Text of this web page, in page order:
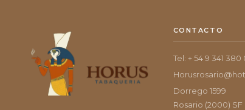
CONTACTO
Tel: + 54 9 341 380
Dorrego 1599
Rosario (2000) SF